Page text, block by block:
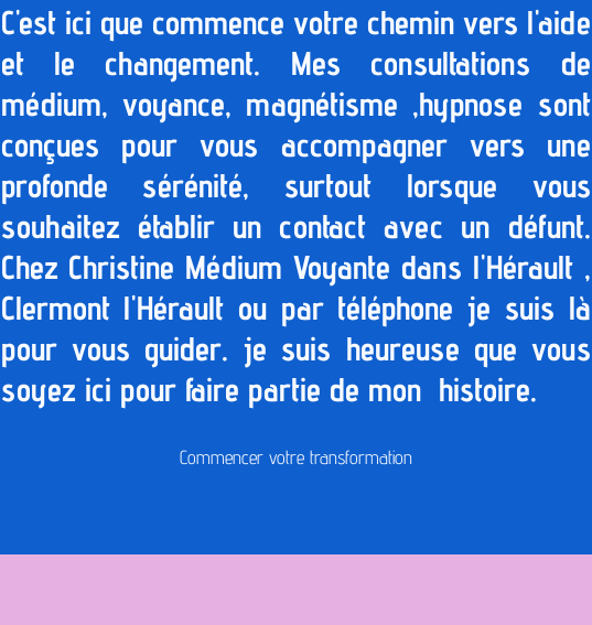
C'est ici que commence votre chemin vers l'aide
et le changement. Mes consultations de
médium, voyance, magnétisme ,hypnose sont
conçues pour vous accompagner vers une
profonde sérénité, surtout lorsque vous
souhaitez établir un contact avec un défunt.
Chez Christine Médium Voyante dans l'Hérault ,
Clermont l'Hérault ou par téléphone je suis là
pour vous guider. je suis heureuse que vous
soyez ici pour faire partie de mon histoire.
Commencer votre transformation